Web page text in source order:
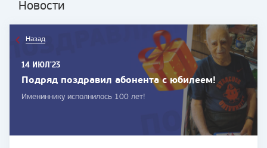
Новости
Назад
14 ИЮЛ'23
Подряд поздравил абонента с юбилеем!
Имениннику исполнилось 100 лет!